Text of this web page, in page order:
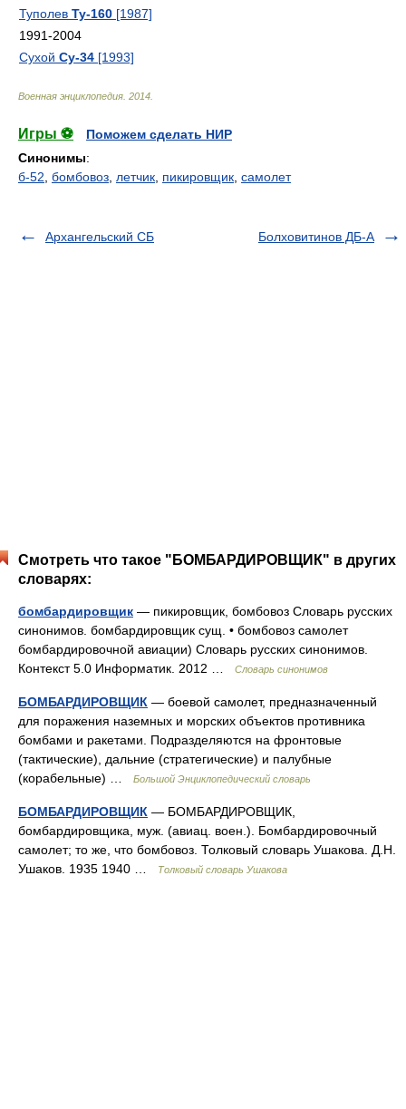
Туполев Ту-160 [1987]
1991-2004
Сухой Су-34 [1993]
Военная энциклопедия 2014
Игры ⚽
Поможем сделать НИР
Синонимы:
б-52 бомбовоз летчик пикировщик самолет
Архангельский СБ Болховитинов ДБ-А
Смотреть что такое "БОМБАРДИРОВЩИК" в других
словарях:
бомбардировщик — пикировщик, бомбовоз Словарь русских
синонимов. бомбардировщик сущ. • бомбовоз самолет
бомбардировочной авиации) Словарь русских синонимов.
Контекст 5.0 Информатик. 2012 …
Словарь синонимов
БОМБАРДИРОВЩИК — боевой самолет, предназначенный
для поражения наземных и морских объектов противника
бомбами и ракетами. Подразделяются на фронтовые
(тактические), дальние (стратегические) и палубные
(корабельные) …
Большой Энциклопедический словарь
БОМБАРДИРОВЩИК — БОМБАРДИРОВЩИК,
бомбардировщика, муж. (авиац. воен.). Бомбардировочный
самолет; то же, что бомбовоз. Толковый словарь Ушакова. Д.Н.
Ушаков. 1935 1940 …
Толковый словарь Ушакова